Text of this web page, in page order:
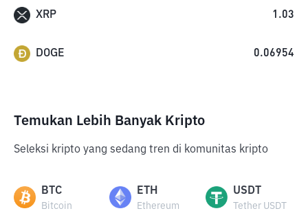
XRP 1.03
DOGE 0.06954
Temukan Lebih Banyak Kripto
Seleksi kripto yang sedang tren di komunitas kripto
BTC
Bitcoin
ETH
Ethereum
USDT
Tether USDT